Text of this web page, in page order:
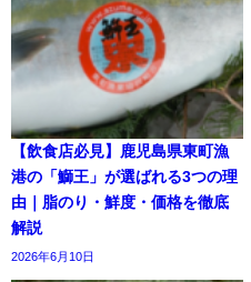
【飲食店必見】鹿児島県東町漁
港の「鰤王」が選ばれる3つの理
由｜脂のり・鮮度・価格を徹底
解説
2026年6月10日